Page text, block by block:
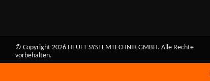
© Copyright 2026 HEUFT SYSTEMTECHNIK GMBH. Alle Rechte
vorbehalten.